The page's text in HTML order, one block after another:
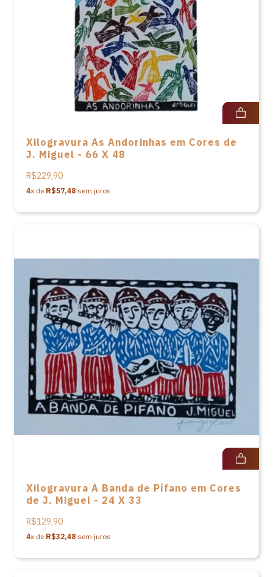
Xilogravura As Andorinhas em Cores de
J. Miguel - 66 X 48
R$229,90
4x de R$57,48 sem juros
Xilogravura A Banda de Pífano em Cores
de J. Miguel - 24 X 33
R$129,90
4x de R$32,48 sem juros